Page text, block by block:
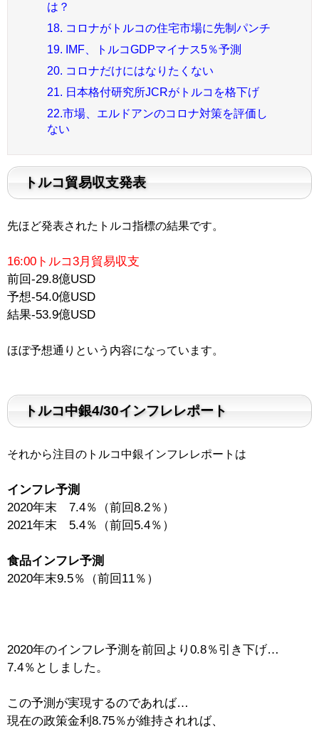
は？
18. コロナがトルコの住宅市場に先制パンチ
19. IMF、トルコGDPマイナス5％予測
20. コロナだけにはなりたくない
21. 日本格付研究所JCRがトルコを格下げ
22.市場、エルドアンのコロナ対策を評価し
ない
トルコ貿易収支発表
先ほど発表されたトルコ指標の結果です。
16:00トルコ3月貿易収支
前回-29.8億USD
予想-54.0億USD
結果-53.9億USD
ほぼ予想通りという内容になっています。
トルコ中銀4/30インフレレポート
それから注目のトルコ中銀インフレレポートは
インフレ予測
2020年末 7.4％（前回8.2％）
2021年末 5.4％（前回5.4％）
食品インフレ予測
2020年末9.5％（前回 11％）
2020年のインフレ予測を前回より0.8％引き下げ…
7.4％としました。
この予測が実現するのであれば…
現在の政策金利8.75％が維持されれば、